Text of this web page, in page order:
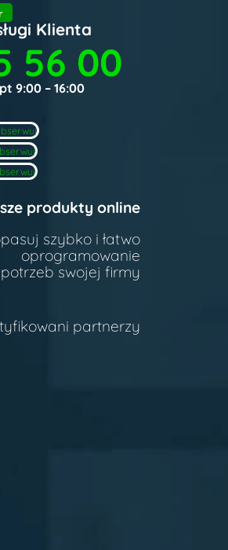
Klienta
56 00
9:00 – 16:00
produkty online
szybko i łatwo
oprogramowanie
swojej firmy
partnerzy